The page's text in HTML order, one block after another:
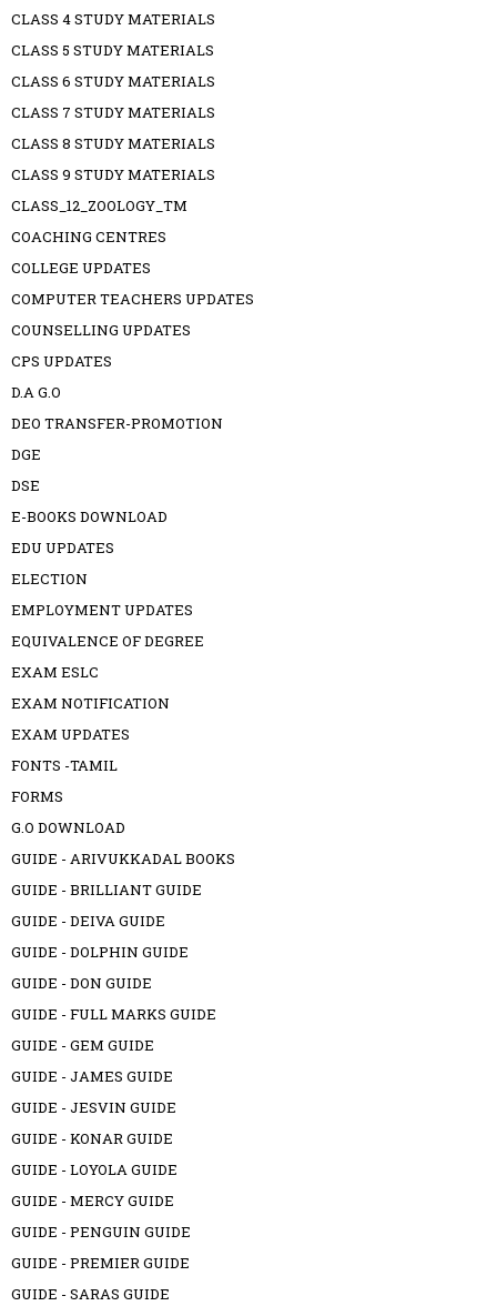
CLASS 4 STUDY MATERIALS
CLASS 5 STUDY MATERIALS
CLASS 6 STUDY MATERIALS
CLASS 7 STUDY MATERIALS
CLASS 8 STUDY MATERIALS
CLASS 9 STUDY MATERIALS
CLASS_12_ZOOLOGY_TM
COACHING CENTRES
COLLEGE UPDATES
COMPUTER TEACHERS UPDATES
COUNSELLING UPDATES
CPS UPDATES
D.A G.O
DEO TRANSFER-PROMOTION
DGE
DSE
E-BOOKS DOWNLOAD
EDU UPDATES
ELECTION
EMPLOYMENT UPDATES
EQUIVALENCE OF DEGREE
EXAM ESLC
EXAM NOTIFICATION
EXAM UPDATES
FONTS -TAMIL
FORMS
G.O DOWNLOAD
GUIDE - ARIVUKKADAL BOOKS
GUIDE - BRILLIANT GUIDE
GUIDE - DEIVA GUIDE
GUIDE - DOLPHIN GUIDE
GUIDE - DON GUIDE
GUIDE - FULL MARKS GUIDE
GUIDE - GEM GUIDE
GUIDE - JAMES GUIDE
GUIDE - JESVIN GUIDE
GUIDE - KONAR GUIDE
GUIDE - LOYOLA GUIDE
GUIDE - MERCY GUIDE
GUIDE - PENGUIN GUIDE
GUIDE - PREMIER GUIDE
GUIDE - SARAS GUIDE